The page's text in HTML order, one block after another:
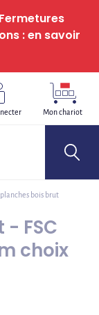
: en savoir
Mon chariot
bois brut
FSC
choix